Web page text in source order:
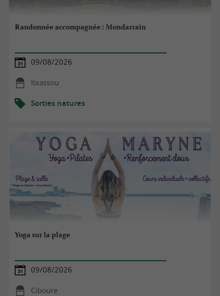
Randonnée accompagnée : Mondarrain
09/08/2026
Itxassou
Sorties natures
Yoga sur la plage
09/08/2026
Ciboure